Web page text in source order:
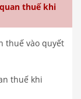
thuế khi
thuế vào quyết
thuế khi